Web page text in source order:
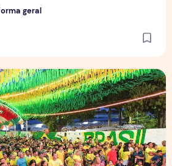
geral
Copa mobiliza moradores e